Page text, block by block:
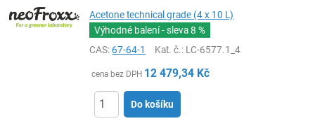
Acetone technical grade (4 x 10 L)
Výhodné balení - sleva8 %
CAS:67-64-1 Kat. č.: LC-6577.1_4
cena bez DPH 12 479,34 Kč
Do košíku